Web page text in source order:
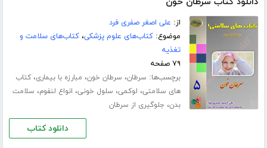
از: علی اصغر صفری فرد
موضوع:کتاب‌های علوم پزشکی،کتاب‌های سلامت و
تغذیه
۷۹ صفحه
برچسب‌ها: سرطان، سرطان خون، مبارزه با بیماری،کتاب
های سلامتی، لوکمی، سلول خونی، انواع لنفوم، سلامت
بدن، جلوگیری از سرطان
دانلود کتاب